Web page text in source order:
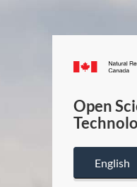
Open
English